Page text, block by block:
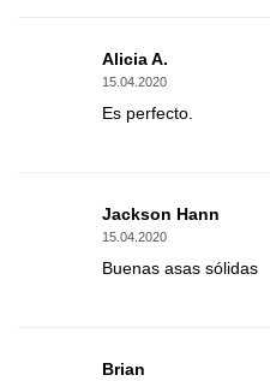
Alicia A.
15.04.2020
Es perfecto.
Jackson Hann
15.04.2020
Buenas asas sólidas
Brian